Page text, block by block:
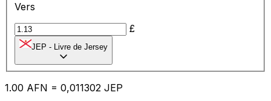
Vers
£
JEP - Livre de Jersey
1.00 AFN = 0,011302 JEP